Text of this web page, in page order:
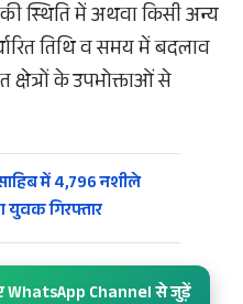
स्थिति में अथवा किसी अन्य
तिथि व समय में बदलाव
क्षेत्रों के उपभोक्ताओं से
में 4,796 नशीले
गिरफ्तार
Channel से जुड़ें